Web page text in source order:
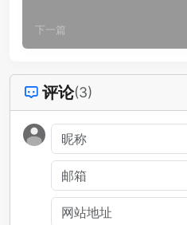
下一篇
评论(3)